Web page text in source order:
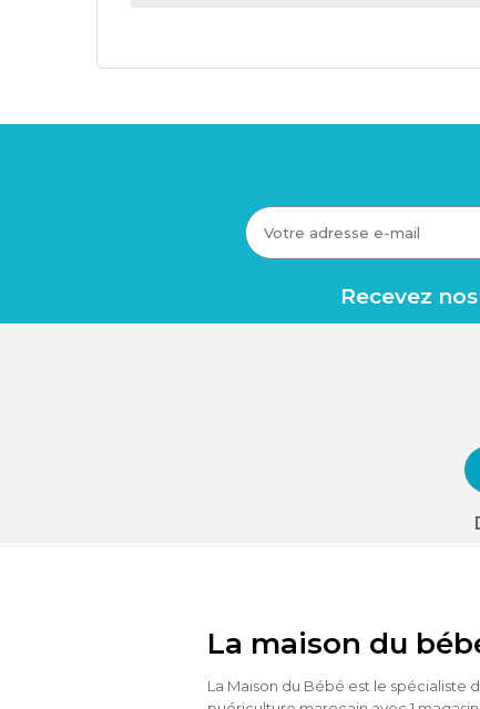
Recevez
La maison du
La Maison du Bébé est le spécialiste